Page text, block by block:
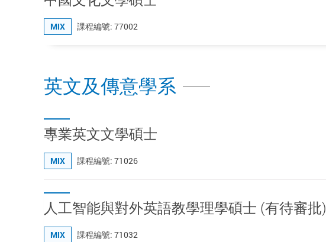
MIX 課程編號: 77002
英文及傳意學系
專業英文文學碩士
MIX 課程編號: 71026
人工智能與對外英語教學理學碩士 (有待審批)
MIX 課程編號: 71032